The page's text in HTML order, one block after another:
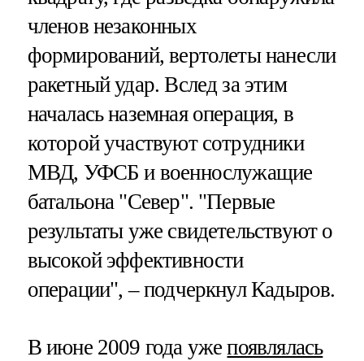
членов незаконных
формирований, вертолеты нанесли
ракетный удар. Вслед за этим
началась наземная операция, в
которой участвуют сотрудники
МВД, УФСБ и военнослужащие
батальона "Север". "Первые
результаты уже свидетельствуют о
высокой эффективности
операции", – подчеркнул Кадыров.
В июне 2009 года ужепоявлялась